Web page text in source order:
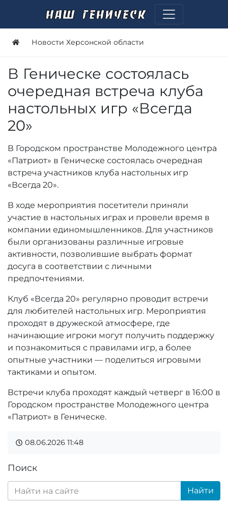
Новости Херсонской области
В Геническе состоялась
очередная встреча клуба
настольных игр «Всегда
20»
В Городском пространстве Молодежного центра
«Патриот» в Геническе состоялась очередная
встреча участников клуба настольных игр
«Всегда 20».
В ходе мероприятия посетители приняли
участие в настольных играх и провели время в
компании единомышленников. Для участников
были организованы различные игровые
активности, позволившие выбрать формат
досуга в соответствии с личными
предпочтениями.
Клуб «Всегда 20» регулярно проводит встречи
для любителей настольных игр. Мероприятия
проходят в дружеской атмосфере, где
начинающие игроки могут получить поддержку
и познакомиться с правилами игр, а более
опытные участники — поделиться игровыми
тактиками и опытом.
Встречи клуба проходят каждый четверг в 16:00 в
Городском пространстве Молодежного центра
«Патриот» в Геническе.
08.06.2026 11:48
Поиск
Найти